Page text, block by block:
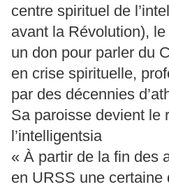
centre spirituel de
avant la Révolution),
un don pour parler du
en crise spirituelle,
par des décennies
Sa paroisse devient le
l’intelligentsia
« À partir de la fin des
en URSS une certaine